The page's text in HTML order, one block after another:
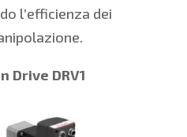
l’efficienza dei
Drive DRV1